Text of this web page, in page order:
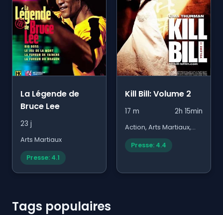
La Légende de
Bruce Lee
23 j
Arts Martiaux
Presse: 4.1
Kill Bill: Volume 2
17 m 2h 15min
Action, Arts Martiaux,
Thriller
Presse: 4.4
Tags populaires